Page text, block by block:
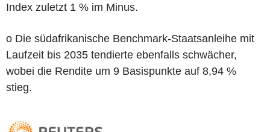
Index zuletzt 1 % im Minus.
o Die südafrikanische Benchmark-Staatsanleihe mit
Laufzeit bis 2035 tendierte ebenfalls schwächer,
wobei die Rendite um 9 Basispunkte auf 8,94 %
stieg.